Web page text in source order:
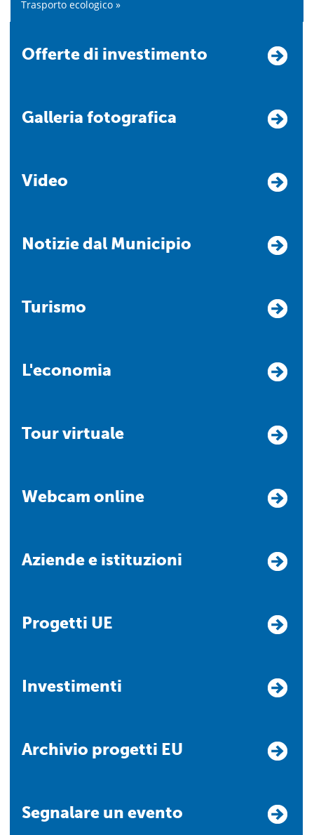
Trasporto ecologico »
Offerte di investimento
Galleria fotografica
Video
Notizie dal Municipio
Turismo
L'economia
Tour virtuale
Webcam online
Aziende e istituzioni
Progetti UE
Investimenti
Archivio progetti EU
Segnalare un evento